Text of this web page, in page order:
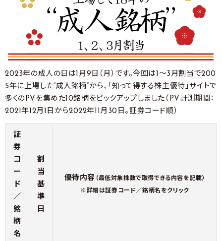
2023年の成人の日は1月9日（月）です。今回は1～3月割当で200
5年に上場した“成人銘柄”から、「知って得する株主優待」サイトで
多くのPVを集めた10銘柄をピックアップしました（PV計測期間：
2021年12月1日から2022年11月30日。証券コード順）
証
券
コ
ー
ド
／
銘
柄
名
割
当
基
準
日
優待内容 （最低対象株数で取得できる内容を記載）
※詳細は証券コード／銘柄名をクリック